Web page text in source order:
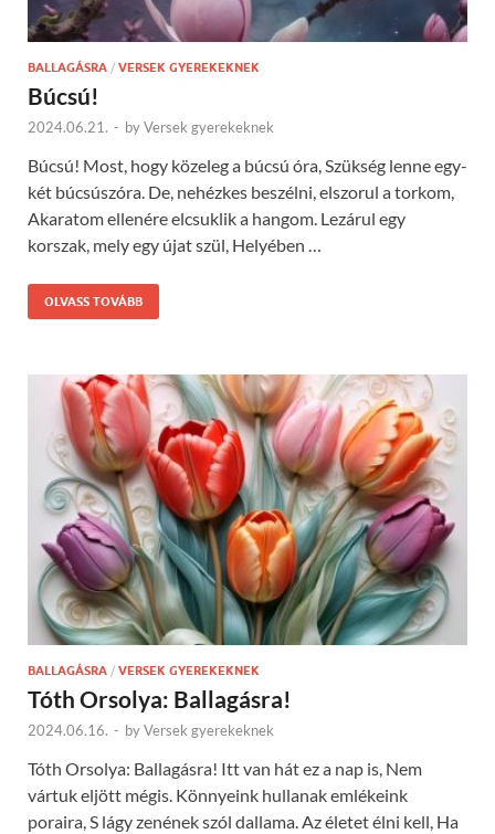
BALLAGÁSRA / VERSEK GYEREKEKNEK
Búcsú!
2024.06.21. - byVersek gyerekeknek
Búcsú! Most, hogy közeleg a búcsú óra, Szükség lenne egy-
két búcsúszóra. De, nehézkes beszélni, elszorul a torkom,
Akaratom ellenére elcsuklik a hangom. Lezárul egy
korszak, mely egy újat szül, Helyében …
OLVASS TOVÁBB
BALLAGÁSRA / VERSEK GYEREKEKNEK
Tóth Orsolya: Ballagásra!
2024.06.16. - byVersek gyerekeknek
Tóth Orsolya: Ballagásra! Itt van hát ez a nap is, Nem
vártuk eljött mégis. Könnyeink hullanak emlékeink
poraira, S lágy zenének szól dallama. Az életet élni kell, Ha